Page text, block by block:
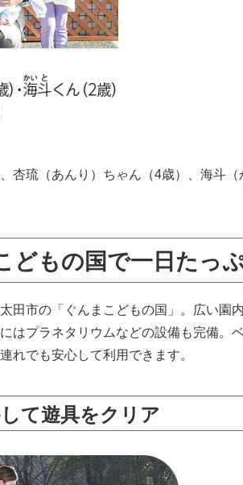
杏琉（あんり）ちゃん（4歳）、海斗
どもの国で一日たっ
田市の「ぐんまこどもの国」。広い園
はプラネタリウムなどの設備も完備。
れでも安心して利用できます。
て遊具をクリア